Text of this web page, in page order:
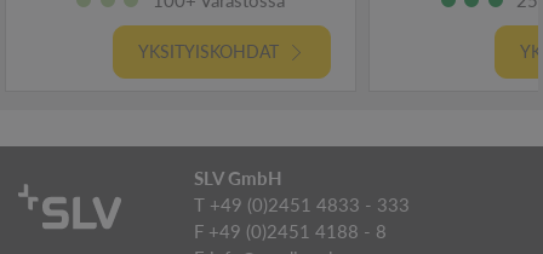
YKSITYISKOHDAT
SLV GmbH
T +49 (0)2451 4833 - 333
F +49 (0)2451 4188 - 8